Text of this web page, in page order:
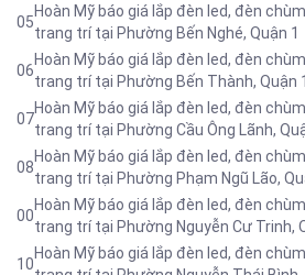
05
Hoàn Mỹ báo giá lắp đèn led, đèn
trang trí tại Phường Bến Nghé, Quận 1
06
Hoàn Mỹ báo giá lắp đèn led, đèn
trang trí tại Phường Bến Thành, Quận 1
07
Hoàn Mỹ báo giá lắp đèn led, đèn
trang trí tại Phường Cầu Ông Lãnh,
08
Hoàn Mỹ báo giá lắp đèn led, đèn
trang trí tại Phường Phạm Ngũ Lão,
00
Hoàn Mỹ báo giá lắp đèn led, đèn
trang trí tại Phường Nguyễn Cư Trinh,
10
Hoàn Mỹ báo giá lắp đèn led, đèn